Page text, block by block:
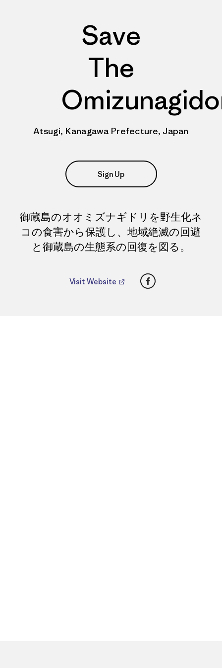
Save
The
Atsugi, Kanagawa Prefecture, Japan
Sign Up
御蔵島のオオミズナギドリを野生化ネ
コの食害から保護し、地域絶滅の回避
と御蔵島の生態系の回復を図る。
Visit Website Facebook